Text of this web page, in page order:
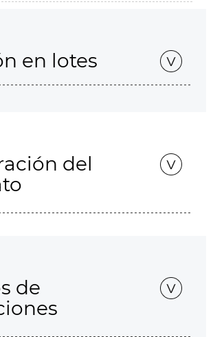
en lotes
del
de